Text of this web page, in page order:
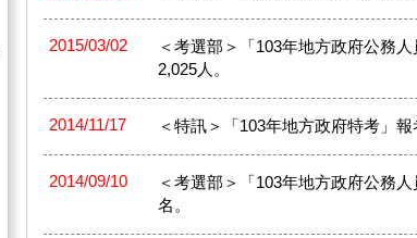
2015/03/02
＜考選部＞「103年地方政府公務
2,025人。
2014/11/17 ＜特訊＞「103年地方政府特考」報
2014/09/10
＜考選部＞「103年地方政府公務
名。